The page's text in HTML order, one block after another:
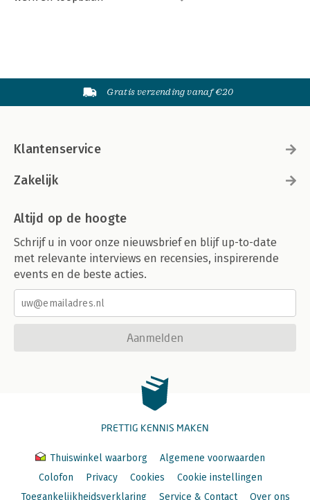
Gratis verzending vanaf €20
Klantenservice
Zakelijk
Altijd op de hoogte
Schrijf u in voor onze nieuwsbrief en blijf up-to-date
met relevante interviews en recensies, inspirerende
events en de beste acties.
Aanmelden
PRETTIG KENNIS MAKEN
Thuiswinkel waarborg
Algemene voorwaarden
Colofon
Privacy Cookies
Cookie instellingen
Toegankelijkheidsverklaring
Service & Contact Over ons